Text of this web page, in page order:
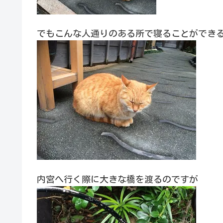
でもこんな人通りのある所で寝ることができ
内宮へ行く際に大きな橋を渡るのですが